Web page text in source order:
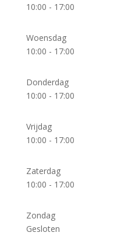
10:00 - 17:00
Woensdag
10:00 - 17:00
Donderdag
10:00 - 17:00
Vrijdag
10:00 - 17:00
Zaterdag
10:00 - 17:00
Zondag
Gesloten